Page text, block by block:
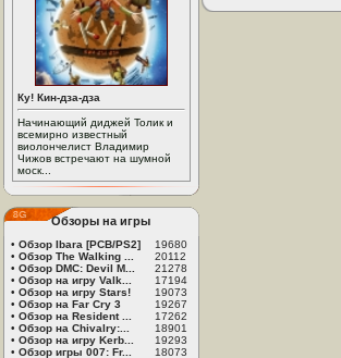
Ку! Кин-дза-дза
Начинающий диджей Толик и
всемирно известный
виолончелист Владимир
Чижов встречают на шумной
моск...
Обзоры на игры
• Обзор Ibara [PCB/PS2]
19680
• Обзор The Walking ...
20112
• Обзор DMC: Devil M...
21278
• Обзор на игру Valk...
17194
• Обзор на игру Stars!
19073
• Обзор на Far Cry 3
19267
• Обзор на Resident ...
17262
• Обзор на Chivalry:...
18901
• Обзор на игру Kerb...
19293
• Обзор игры 007: Fr... 18073